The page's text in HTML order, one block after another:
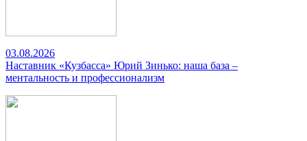
03.08.2026
Наставник «Кузбасса» Юрий Зинько: наша база –
ментальность и профессионализм